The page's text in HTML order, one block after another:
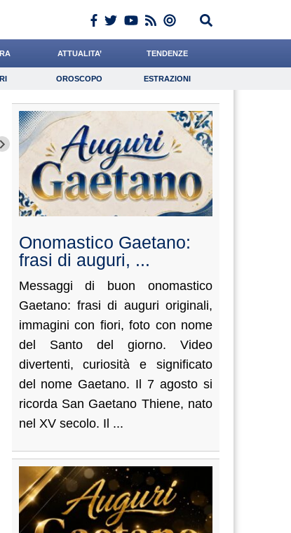
ATTUALITA’ TENDENZE
Oroscopo Estrazioni
Lavoro Psicologia
OROSCOPO ESTRAZIONI
Baietti Falco de Durante Bruzzone Buzzatti
Onomastico Gaetano:
frasi di auguri, ...
Messaggi di buon onomastico
Gaetano: frasi di auguri originali,
immagini con fiori, foto con nome
del Santo del giorno. Video
divertenti, curiosità e significato
del nome Gaetano. Il 7 agosto si
ricorda San Gaetano Thiene, nato
nel XV secolo. Il ...